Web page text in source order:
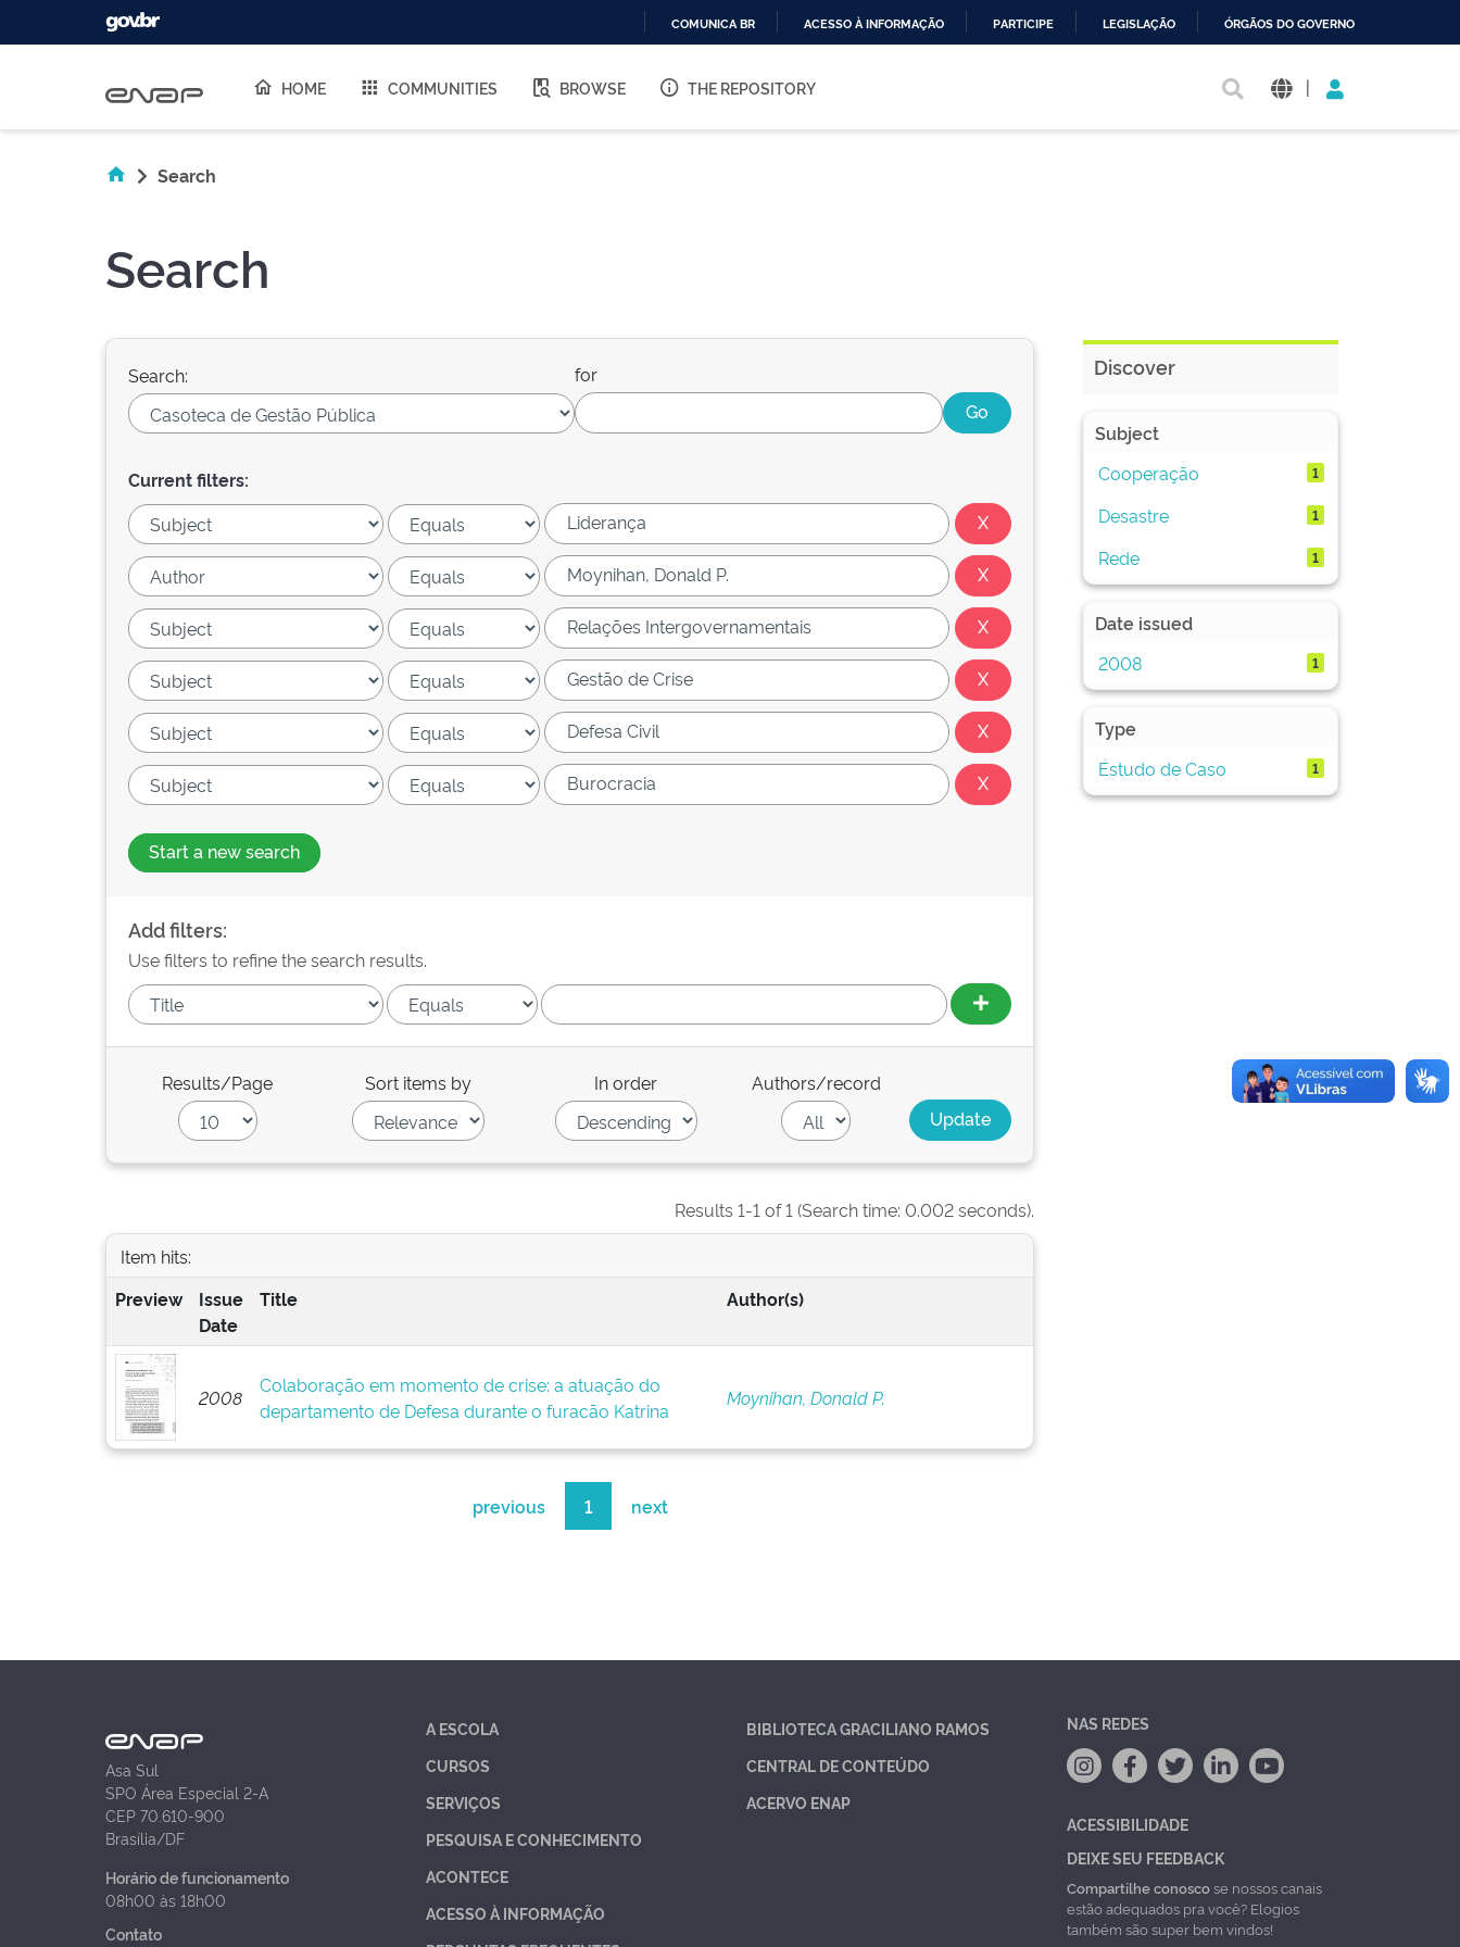
O
COMUNICA BR ACESSO À INFORMAÇÃO PARTICIPE LEGISLAÇÃO ÓRGÃOS DO GOVERNO
HOME COMMUNITIES BROWSE THE REPOSITORY |
Search
Search
Search: for
Current filters:
Start a new search
Add filters:
Use filters to refine the search results.
Results/Page Sort items by In order Authors/record
Results 1-1 of 1 (Search time: 0.002 seconds).
Item hits:
Preview
Issue
Date
Title Author(s)
2008
Colaboração em momento de crise: a atuação do
departamento de Defesa durante o furacão Katrina
Moynihan, Donald P.
previous 1 next
Discover
Subject
Cooperação
1
Desastre 1
Rede 1
Date issued
2008
1
Type
Estudo de Caso
1
Asa Sul
SPO Área Especial 2-A
CEP 70.610-900
Brasília/DF
Horário de funcionamento
08h00 às 18h00
Contato
A ESCOLA
CURSOS
SERVIÇOS
PESQUISA E CONHECIMENTO
ACONTECE
ACESSO À INFORMAÇÃO
BIBLIOTECA GRACILIANO RAMOS
CENTRAL DE CONTEÚDO
ACERVO ENAP
NAS REDES
ACESSIBILIDADE
DEIXE SEU FEEDBACK
Compartilhe conoscose nossos canais
estão adequados pra você? Elogios
também são super bem vindos!